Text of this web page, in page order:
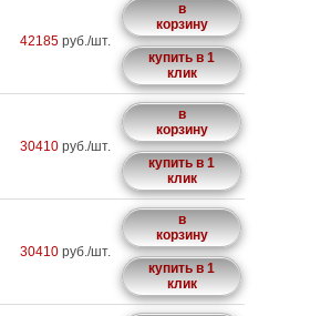
42185 руб./шт.
в
корзину
купить в 1
клик
30410 руб./шт.
в
корзину
купить в 1
клик
30410 руб./шт.
в
корзину
купить в 1
клик